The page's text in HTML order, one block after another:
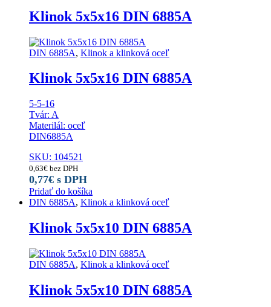
Klinok 5x5x16 DIN 6885A
DIN 6885A, Klinok a klinková oceľ
Klinok 5x5x16 DIN 6885A
5-5-16
Tvár: A
Materilál: oceľ
DIN6885A
SKU: 104521
0,63€ bez DPH
0,77€ s DPH
Pridať do košíka
DIN 6885A, Klinok a klinková oceľ
Klinok 5x5x10 DIN 6885A
DIN 6885A, Klinok a klinková oceľ
Klinok 5x5x10 DIN 6885A